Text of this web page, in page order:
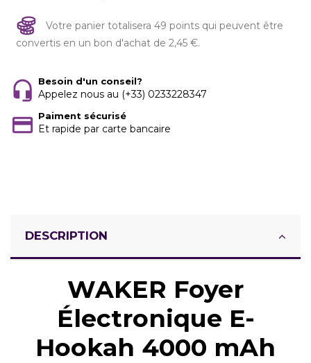
Votre panier totalisera 49 points qui peuvent être
convertis en un bon d'achat de 2,45 €.
Besoin d'un conseil?
Appelez nous au (+33) 0233228347
Paiment sécurisé
Et rapide par carte bancaire
DESCRIPTION
WAKER Foyer
Électronique E-
Hookah 4000 mAh